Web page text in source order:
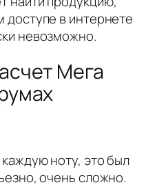
доступе в интернете
невозможно.
Мега
ноту, это был
очень сложно.